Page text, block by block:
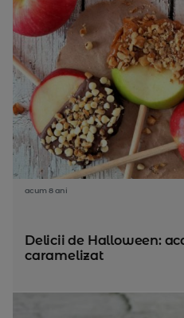
acum 8 ani
Delicii de Halloween:
caramelizat